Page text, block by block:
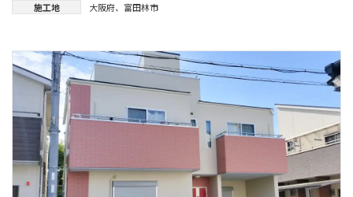
施工地
大阪府、 富田林市